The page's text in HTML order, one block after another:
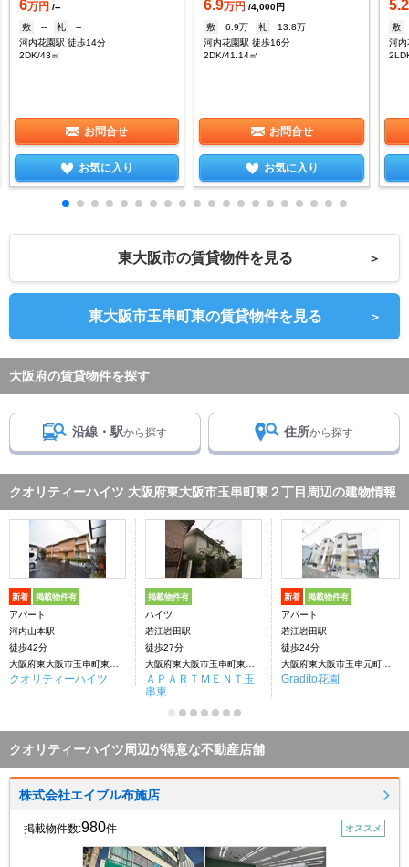
6万円 /--
敷
-- 礼
--
河内花園駅 徒歩14分
2DK/43㎡
お問合せ
お気に入り
6.9万円 /4,000円
敷
6.9万 礼
13.8万
河内花園駅 徒歩16分
2DK/41.14㎡
お問合せ
お気に入り
5.2
敷
河
東大阪市の賃貸物件を見る ＞
東大阪市玉串町東の賃貸物件を見る ＞
大阪府の賃貸物件を探す
沿線・駅から探す 住所から探す
クオリティーハイツ 大阪府東大阪市玉串町東２丁目周辺の建物情報
新着 掲載物件有
アパート
河内山本駅
徒歩42分
クオリティーハイツ
掲載物件有
ハイツ
若江岩田駅
徒歩27分
ＡＰＡＲＴＭＥＮＴ玉
串東
新着 掲載物件有
アパート
若江岩田駅
徒歩24分
Gradito花園
クオリティーハイツ周辺が得意な不動産店舗
株式会社エイブル布施店
掲載物件数:980件 オススメ